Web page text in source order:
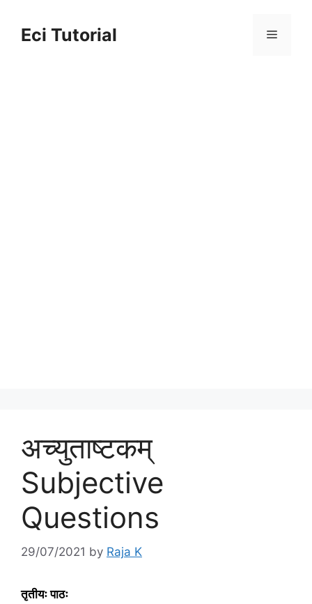
contentEci Tutorial Menu
अच्युताष्टकम्
Subjective
Questions
29/07/2021 by Raja K
तृतीयः पाठः